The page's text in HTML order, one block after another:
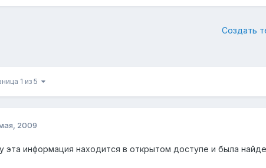
Создать
1 из 5
2009
эта информация находится в открытом доступе и была